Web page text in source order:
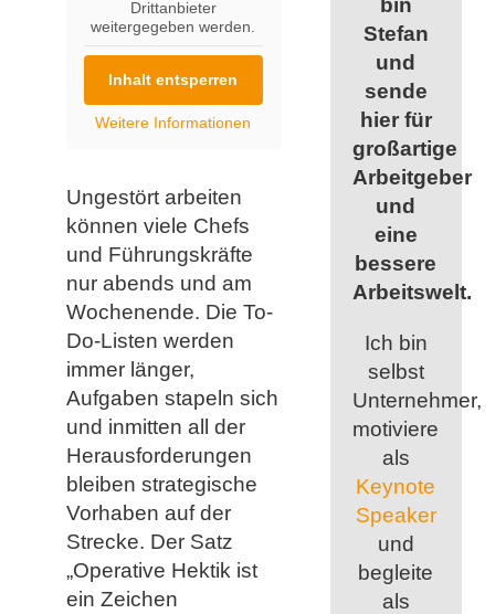
Drittanbieter
weitergegeben werden.
Inhalt entsperren
Weitere Informationen
Ungestört arbeiten
können viele Chefs
und Führungskräfte
nur abends und am
Wochenende. Die To-
Do-Listen werden
immer länger,
Aufgaben stapeln sich
und inmitten all der
Herausforderungen
bleiben strategische
Vorhaben auf der
Strecke. Der Satz
„Operative Hektik ist
ein Zeichen
bin
Stefan
und
sende
hier für
großartige
Arbeitgeber
und
eine
bessere
Arbeitswelt.
Ich bin
selbst
Unternehmer,
motiviere
als
Keynote
Speaker
und
begleite
als